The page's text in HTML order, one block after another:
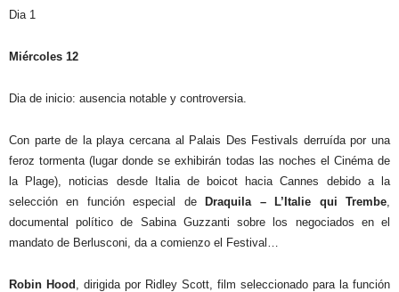
Dia 1
Miércoles 12
Dia de inicio: ausencia notable y controversia.
Con parte de la playa cercana al Palais Des Festivals derruída por una
feroz tormenta (lugar donde se exhibirán todas las noches el Cinéma de
la Plage), noticias desde Italia de boicot hacia Cannes debido a la
selección en función especial deDraquila – L’Italie qui Trembe
documental político de Sabina Guzzanti sobre los negociados en el
mandato de Berlusconi, da a comienzo el Festival…
Robin Hood , dirigida por Ridley Scott, film seleccionado para la función